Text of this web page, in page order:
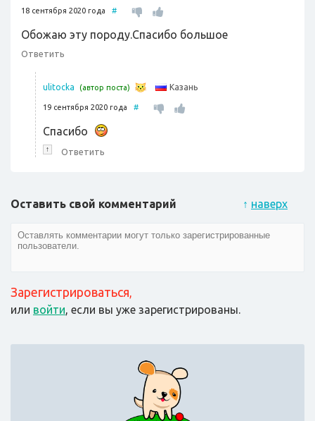
18 сентября 2020 года #
Обожаю эту породу.Спасибо большое
Ответить
ulitocka (автор поста) Казань
19 сентября 2020 года #
Спасибо
↑ Ответить
↑ наверх
Оставить свой комментарий
Зарегистрироваться,
или войти, если вы уже зарегистрированы.